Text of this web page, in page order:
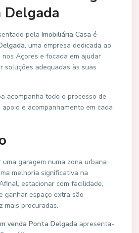
Delgada
pela Imobiliária Casa é
, uma empresa dedicada ao
Açores e focada em ajudar
soluções adequadas às suas
acompanha todo o processo de
e acompanhamento em cada
uma garagem numa zona urbana
melhoria significativa na
estacionar com facilidade,
ganhar espaço extra são
mais procuradas.
venda Ponta Delgada apresenta-